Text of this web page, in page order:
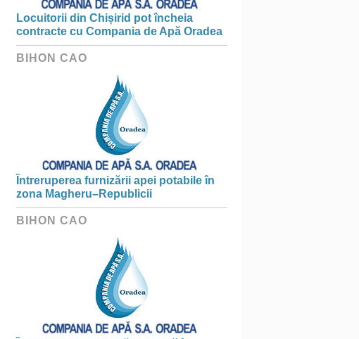
Locuitorii din Chișirid pot încheia
contracte cu Compania de Apă Oradea
BIHON CAO
Întreruperea furnizării apei potabile în
zona Magheru–Republicii
BIHON CAO